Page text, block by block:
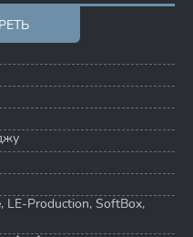
LE-Production, SoftBox,